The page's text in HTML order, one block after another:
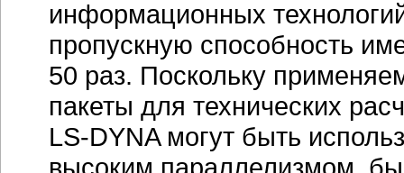
информационных
пропускную способность
50 раз. Поскольку
пакеты для технических
LS-DYNAмогут быть